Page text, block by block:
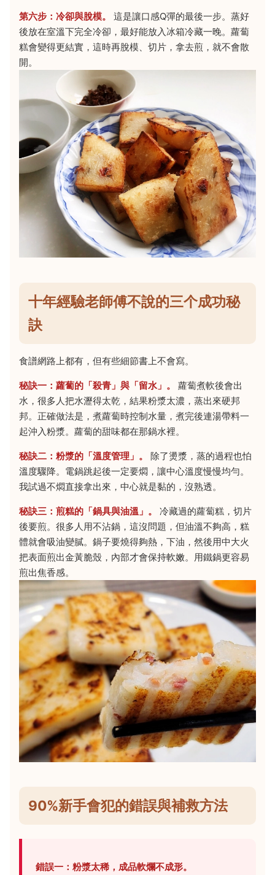
第六步：冷卻與脫模。
這是讓口感Q彈的最後一步。蒸好
後放在室溫下完全冷卻，最好能放入冰箱冷藏一晚。蘿蔔
糕會變得更結實，這時再脫模、切片，拿去煎，就不會散
開。
十年經驗老師傅不說的三个成功秘
訣
食譜網路上都有，但有些細節書上不會寫。
秘訣一：蘿蔔的「殺青」與「留水」。
蘿蔔煮軟後會出
水，很多人把水瀝得太乾，結果粉漿太濃，蒸出來硬邦
邦。正確做法是，煮蘿蔔時控制水量，煮完後連湯帶料一
起沖入粉漿。蘿蔔的甜味都在那鍋水裡。
秘訣二：粉漿的「溫度管理」。
除了燙漿，蒸的過程也怕
溫度驟降。電鍋跳起後一定要燜，讓中心溫度慢慢均勻。
我試過不燜直接拿出來，中心就是黏的，沒熟透。
秘訣三：煎糕的「鍋具與油溫」。
冷藏過的蘿蔔糕，切片
後要煎。很多人用不沾鍋，這沒問題，但油溫不夠高，糕
體就會吸油變膩。鍋子要燒得夠熱，下油，然後用中大火
把表面煎出金黃脆殼，內部才會保持軟嫩。用鐵鍋更容易
煎出焦香感。
90%新手會犯的錯誤與補救方法
錯誤一：粉漿太稀，成品軟爛不成形。